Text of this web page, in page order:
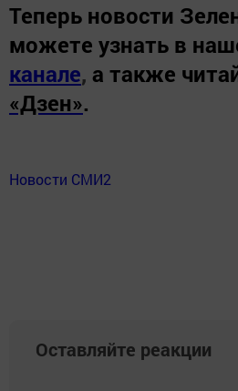
Теперь новости
можете узнать в
канале, а также
«Дзен».
Новости СМИ2
Оставляйте реакции